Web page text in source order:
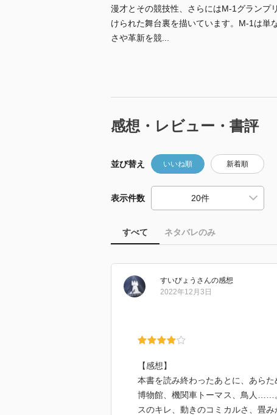
漫才とその競技性、さらにはM-1グランプ
けられた舞台裏を描いています。M-1は単
さや革新を競...
感想・レビュー・書評
並び替え いいね順 新着順
表示件数
すべて ネタバレのみ
すいびょう さんの感想
2022年12月3日
【感想】
本書を読み終わったあとに、あら
博物館、機関車トーマス、鳥人……
スのキレ、動きのコミカルさ、畳